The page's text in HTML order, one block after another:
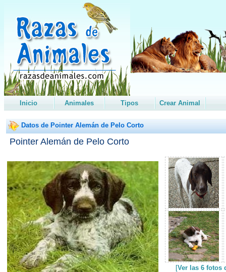
Inicio Animales Tipos Crear Animal
Datos de Pointer Alemán de Pelo Corto
Pointer Alemán de Pelo Corto
[Ver las 6 fotos